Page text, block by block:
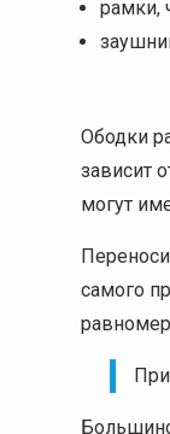
рамки,
Ободки
зависит
могут
самого